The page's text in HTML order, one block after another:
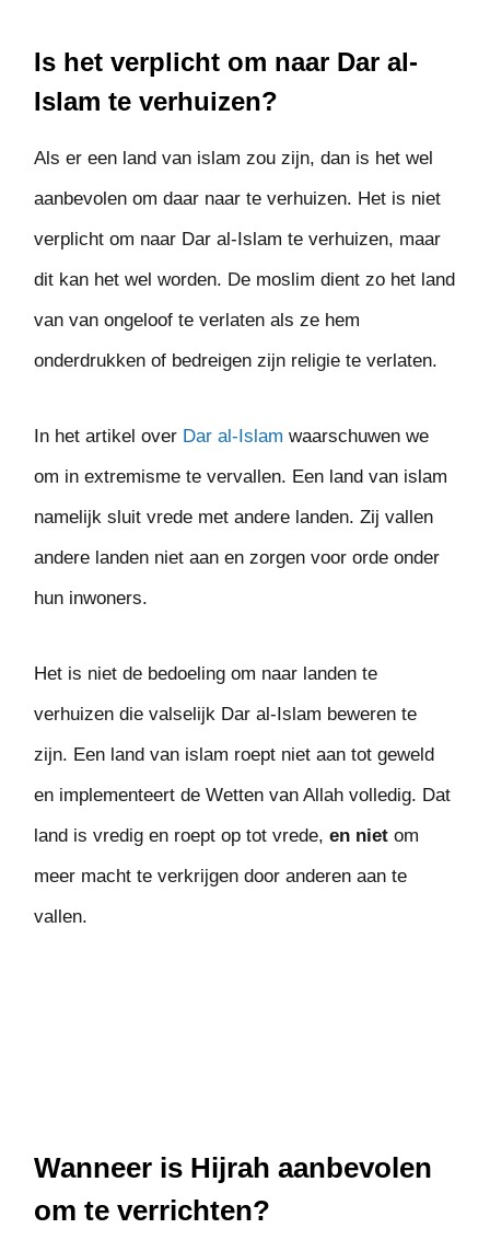
Is het verplicht om naar Dar al-
Islam te verhuizen?
Als er een land van islam zou zijn, dan is het wel
aanbevolen om daar naar te verhuizen. Het is niet
verplicht om naar Dar al-Islam te verhuizen, maar
dit kan het wel worden. De moslim dient zo het land
van van ongeloof te verlaten als ze hem
onderdrukken of bedreigen zijn religie te verlaten.
In het artikel over Dar al-Islam waarschuwen we
om in extremisme te vervallen. Een land van islam
namelijk sluit vrede met andere landen. Zij vallen
andere landen niet aan en zorgen voor orde onder
hun inwoners.
Het is niet de bedoeling om naar landen te
verhuizen die valselijk Dar al-Islam beweren te
zijn. Een land van islam roept niet aan tot geweld
en implementeert de Wetten van Allah volledig. Dat
land is vredig en roept op tot vrede,en niet om
meer macht te verkrijgen door anderen aan te
vallen.
Wanneer is Hijrah aanbevolen
om te verrichten?